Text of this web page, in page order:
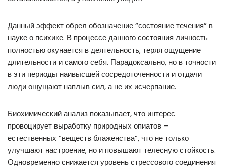
Данный эффект обрел обозначение “состояние течения” в
науке о психике. В процессе данного состояния личность
полностью окунается в деятельность, теряя ощущение
длительности и самого себя. Парадоксально, но в точности
в эти периоды наивысшей сосредоточенности и отдачи
люди ощущают наплыв сил, а не их исчерпание.
Биохимический анализ показывает, что интерес
провоцирует выработку природных опиатов –
естественных “веществ блаженства”, что не только
улучшают настроение, но и повышают телесную стойкость.
Одновременно снижается уровень стрессового соединения